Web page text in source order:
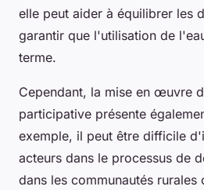
elle peut aider à équilibrer les
garantir que l'utilisation de
terme.
Cependant, la mise en œuvre
participative présente
exemple, il peut être difficile
acteurs dans le processus de
dans les communautés rurales